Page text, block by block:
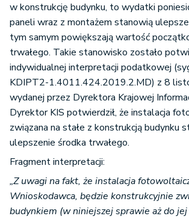
w konstrukcję budynku, to wydatki
paneli wraz z montażem stanowią
tym samym powiększają wartość
trwałego. Takie stanowisko zostało
indywidualnej interpretacji podatkowej
KDIPT2-1.4011.424.2019.2.MD) z 8
wydanej przez Dyrektora Krajowej
Dyrektor KIS potwierdził, że instalacja
związana na stałe z konstrukcją budynku
ulepszenie środka trwałego.
Fragment interpretacji:
„Z uwagi na fakt, że instalacja
Wnioskodawca, będzie konstrukcyjnie
budynkiem (w niniejszej sprawie aż do